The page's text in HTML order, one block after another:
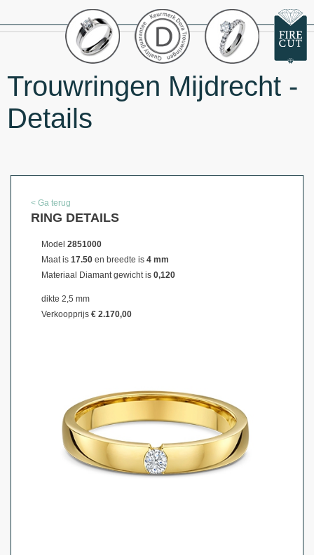
Trouwringen Mijdrecht -
Details
< Ga terug
RING DETAILS
Model 2851000
Maat is 17.50 en breedte is 4 mm
Materiaal Diamant gewicht is 0,120
dikte 2,5 mm
Verkoopprijs € 2.170,00